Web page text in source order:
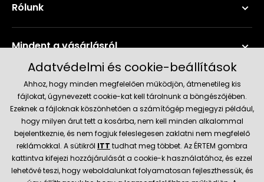
Rólunk
Mindent a vásárlásról
Szerviz és támogatás
Aktuális információk
Szállítás és fizetési módok
Adatvédelmi és cookie-beállítások
Ahhoz, hogy minden megfelelően működjön, átmenetileg kis
fájlokat, úgynevezett cookie-kat kell tárolnunk a böngészőjében.
Ezeknek a fájloknak köszönhetően a számítógép megjegyzi például,
hogy milyen árut tett a kosárba, nem kell minden alkalommal
bejelentkeznie, és nem fogjuk feleslegesen zaklatni nem megfelelő
reklámokkal. A sütikről ITT tudhat meg többet. Az ÉRTEM gombra
kattintva kifejezi hozzájárulását a cookie-k használatához, és ezzel
lehetővé teszi, hogy weboldalunkat folyamatosan fejleszthessük, és